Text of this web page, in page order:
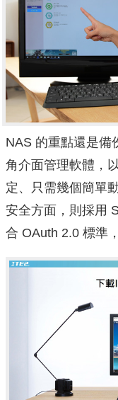
NAS 的重點還是備
角介面管理軟體，
定、只需幾個簡單
安全方面，則採用
合 OAuth 2.0 標準